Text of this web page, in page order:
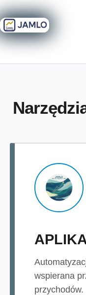
wspierana
przychodów.